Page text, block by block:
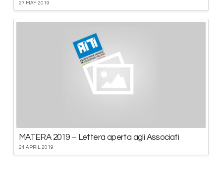
27 MAY 2019
MATERA 2019 – Lettera aperta agli Associati
24 APRIL 2019